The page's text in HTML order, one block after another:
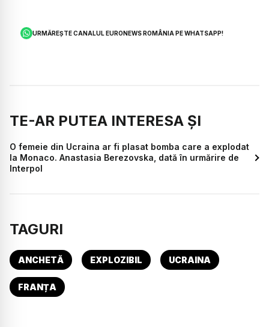
URMĂREȘTE CANALUL EURONEWS ROMÂNIA PE WHATSAPP!
TE-AR PUTEA INTERESA ȘI
O femeie din Ucraina ar fi plasat bomba care a explodat
la Monaco. Anastasia Berezovska, dată în urmărire de
Interpol
TAGURI
ANCHETĂ EXPLOZIBIL UCRAINA
FRANȚA